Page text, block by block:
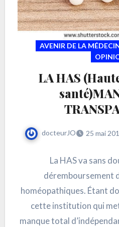
AVENIR DE LA
LA HAS
docteurJO 25 mai
La HAS va sans
déremboursement
homéopathiques. Étant
cette institution qui
manque total